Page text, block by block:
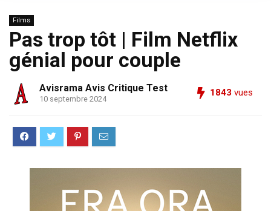
Films
Pas trop tôt | Film Netflix
génial pour couple
Avisrama Avis Critique Test
10 septembre 2024
1843 vues